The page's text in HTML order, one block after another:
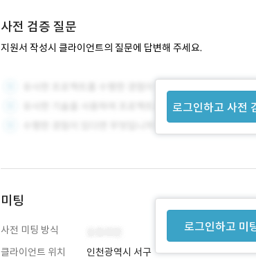
사전 검증 질문
지원서 작성시 클라이언트의 질문에 답변해 주세요.
로그인하고 사전
로그인하고 미
미팅
사전 미팅 방식
클라이언트 위치
인천광역시 서구